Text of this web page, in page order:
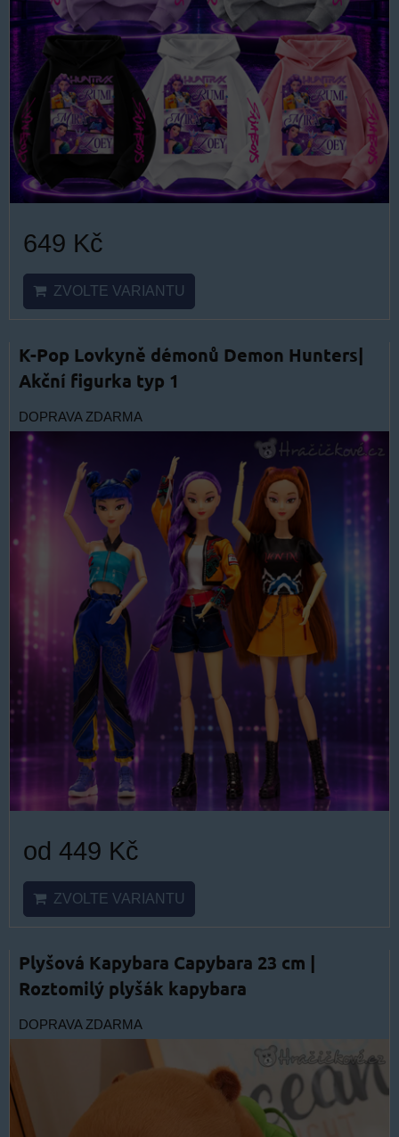
649 Kč
ZVOLTE VARIANTU
K-Pop Lovkyně démonů Demon Hunters|
Akční figurka typ 1
DOPRAVA ZDARMA
od 449 Kč
ZVOLTE VARIANTU
Plyšová Kapybara Capybara 23 cm |
Roztomilý plyšák kapybara
DOPRAVA ZDARMA